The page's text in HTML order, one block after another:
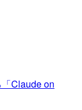
Claude on